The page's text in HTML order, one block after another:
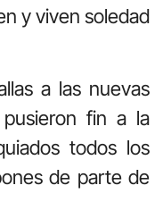
y viven soledad
a las nuevas
fin a la
todos los
de parte de